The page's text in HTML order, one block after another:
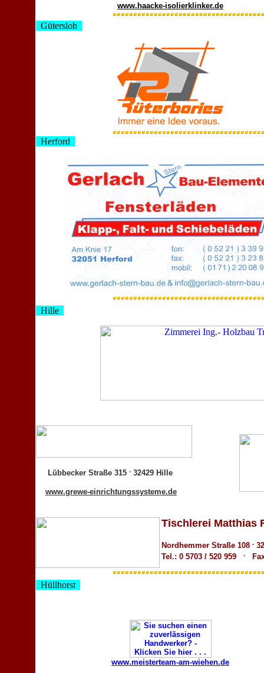
www.haacke-isolierklinker.de
Gütersloh
Herford
Hille
Lübbecker Straße 315 . 32429 Hille
www.grewe-einrichtungssysteme.de
Tischlerei Matthias
Nordhemmer Straße 108 .
Tel.: 0 5703 / 520 959
Hüllhorst
www.meisterteam-am-wiehen.de